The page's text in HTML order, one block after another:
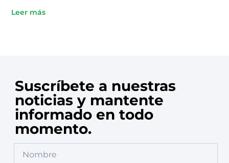
BENEFICIO DE SUS SOCIOS
Leer más
Suscríbete a nuestras
noticias y mantente
informado en todo
momento.